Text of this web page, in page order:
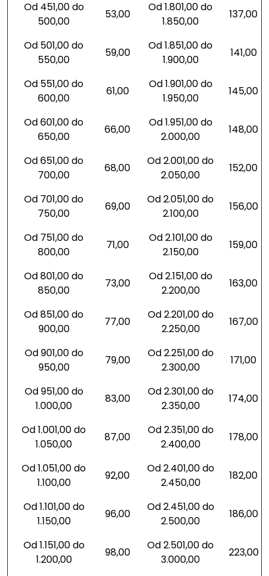
Od 451,00 do
500,00
53,00
Od 1.801,00 do
1.850,00
137,00
Od 501,00 do
550,00
59,00
Od 1.851,00 do
1.900,00
141,00
Od 551,00 do
600,00
61,00
Od 1.901,00 do
1.950,00
145,00
Od 601,00 do
650,00
66,00
Od 1.951,00 do
2.000,00
148,00
Od 651,00 do
700,00
68,00
Od 2.001,00 do
2.050,00
152,00
Od 701,00 do
750,00
69,00
Od 2.051,00 do
2.100,00
156,00
Od 751,00 do
800,00
71,00
Od 2.101,00 do
2.150,00
159,00
Od 801,00 do
850,00
73,00
Od 2.151,00 do
2.200,00
163,00
Od 851,00 do
900,00
77,00
Od 2.201,00 do
2.250,00
167,00
Od 901,00 do
950,00
79,00
Od 2.251,00 do
2.300,00
171,00
Od 951,00 do
1.000,00
83,00
Od 2.301,00 do
2.350,00
174,00
Od 1.001,00 do
1.050,00
87,00
Od 2.351,00 do
2.400,00
178,00
Od 1.051,00 do
1.100,00
92,00
Od 2.401,00 do
2.450,00
182,00
Od 1.101,00 do
1.150,00
96,00
Od 2.451,00 do
2.500,00
186,00
Od 1.151,00 do
1.200,00
98,00
Od 2.501,00 do
3.000,00
223,00